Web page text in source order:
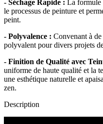
- Séchage Rapide : La formule
le processus de peinture et
peint.
- Polyvalence : Convenant à
polyvalent pour divers projets
- Finition de Qualité avec
uniforme de haute qualité et la
une esthétique naturelle et
zen.
Description